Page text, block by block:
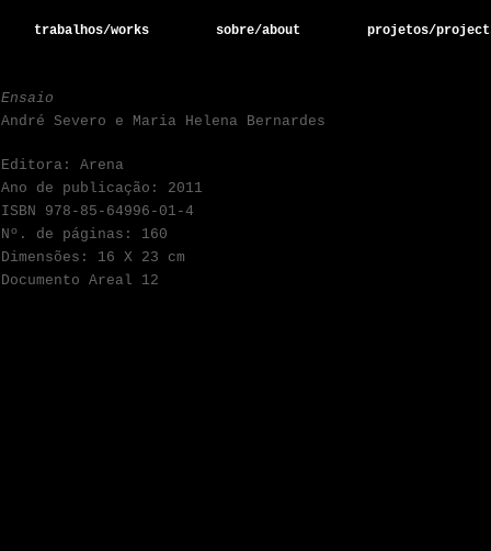
trabalhos/works sobre/about projetos/
Ensaio
André Severo e Maria Helena Bernardes
Editora: Arena
Ano de publicação: 2011
ISBN 978-85-64996-01-4
Nº. de páginas: 160
Dimensões: 16 X 23 cm
Documento Areal 12